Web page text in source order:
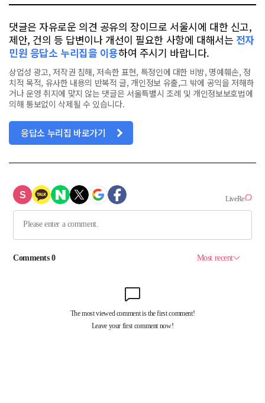
댓글은 자유로운 의견 공유의 장이므로 서울시에 대한 신고,
제안, 건의 등 답변이나 개선이 필요한 사항에 대해서는 전자
민원 응답소 누리집을 이용하여 주시기 바랍니다.
상업성 광고, 저작권 침해, 저속한 표현, 특정인에 대한 비방, 명예훼손, 정
치적 목적, 유사한 내용의 반복적 글, 개인정보 유출,그 밖에 공익을 저해하
거나 운영 취지에 맞지 않는 댓글은 서울특별시 조례 및 개인정보보호법에
의해 통보없이 삭제될 수 있습니다.
응답소 누리집 바로가기